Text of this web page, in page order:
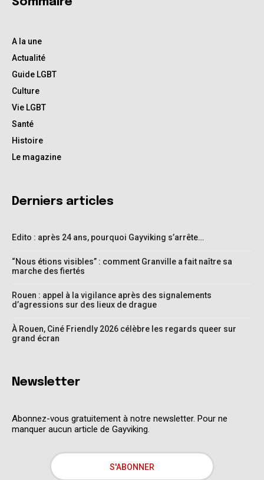
A la une
Actualité
Guide LGBT
Culture
Vie LGBT
Santé
Histoire
Le magazine
Derniers articles
Edito : après 24 ans, pourquoi Gayviking s’arrête…
“Nous étions visibles” : comment Granville a fait naître sa
marche des fiertés
Rouen : appel à la vigilance après des signalements
d’agressions sur des lieux de drague
À Rouen, Ciné Friendly 2026 célèbre les regards queer sur
grand écran
Newsletter
Abonnez-vous gratuitement à notre newsletter. Pour ne
manquer aucun article de Gayviking.
S'ABONNER